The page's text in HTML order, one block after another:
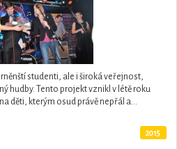
studenti, ale i široká veřejnost,
hudby. Tento projekt vznikl v létě roku
děti, kterým osud právě nepřál a...
2015